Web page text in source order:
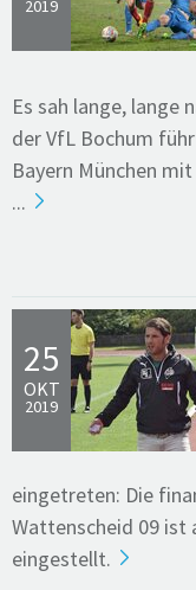
2019
Es sah lange, lange
der VfL Bochum
Bayern München
...
25
OKT
2019
eingetreten: Die
Wattenscheid 09 ist
eingestellt.